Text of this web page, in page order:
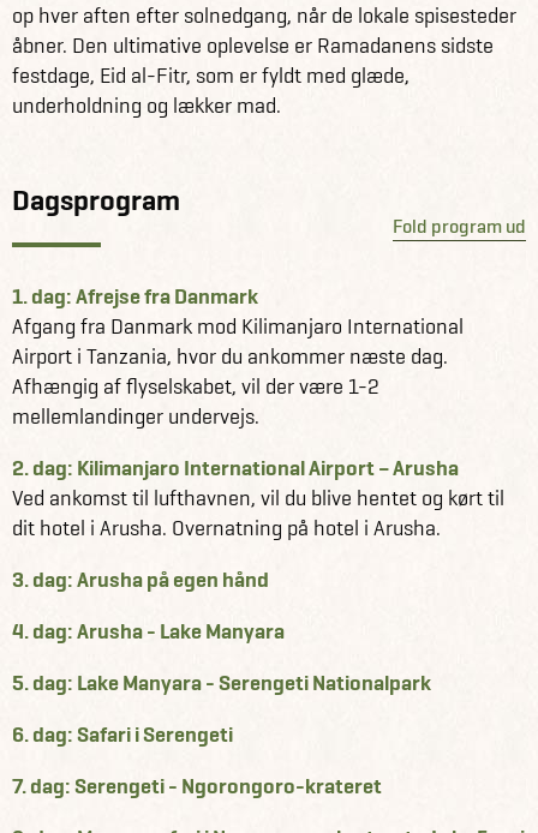
op hver aften efter solnedgang, når de lokale spisesteder
åbner. Den ultimative oplevelse er Ramadanens sidste
festdage, Eid al-Fitr, som er fyldt med glæde,
underholdning og lækker mad.
Dagsprogram
Fold program ud
1. dag: Afrejse fra Danmark
Afgang fra Danmark mod Kilimanjaro International
Airport i Tanzania, hvor du ankommer næste dag.
Afhængig af flyselskabet, vil der være 1-2
mellemlandinger undervejs.
2. dag: Kilimanjaro International Airport – Arusha
Ved ankomst til lufthavnen, vil du blive hentet og kørt til
dit hotel i Arusha. Overnatning på hotel i Arusha.
3. dag: Arusha på egen hånd
4. dag: Arusha - Lake Manyara
5. dag: Lake Manyara - Serengeti Nationalpark
6. dag: Safari i Serengeti
7. dag: Serengeti - Ngorongoro-krateret